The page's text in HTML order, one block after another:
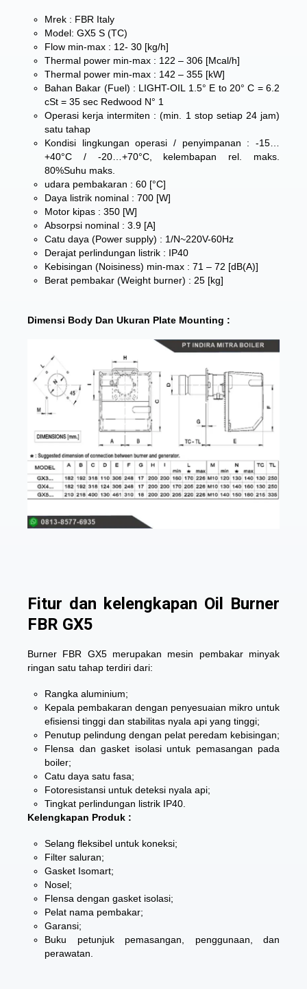
Mrek : FBR Italy
Model: GX5 S (TC)
Flow min-max : 12- 30 [kg/h]
Thermal power min-max : 122 – 306 [Mcal/h]
Thermal power min-max : 142 – 355 [kW]
Bahan Bakar (Fuel) : LIGHT-OIL 1.5° E to 20° C = 6.2
cSt = 35 sec Redwood N° 1
Operasi kerja intermiten : (min. 1 stop setiap 24 jam)
satu tahap
Kondisi lingkungan operasi / penyimpanan : -15…
+40°C / -20…+70°C, kelembapan rel. maks.
80%Suhu maks.
udara pembakaran : 60 [°C]
Daya listrik nominal : 700 [W]
Motor kipas : 350 [W]
Absorpsi nominal : 3.9 [A]
Catu daya (Power supply) : 1/N~220V-60Hz
Derajat perlindungan listrik : IP40
Kebisingan (Noisiness) min-max : 71 – 72 [dB(A)]
Berat pembakar (Weight burner) : 25 [kg]
Dimensi Body Dan Ukuran Plate Mounting :
Fitur dan kelengkapan Oil Burner
FBR GX5
Burner FBR GX5 merupakan mesin pembakar minyak
ringan satu tahap terdiri dari:
Rangka aluminium;
Kepala pembakaran dengan penyesuaian mikro untuk
efisiensi tinggi dan stabilitas nyala api yang tinggi;
Penutup pelindung dengan pelat peredam kebisingan;
Flensa dan gasket isolasi untuk pemasangan pada
boiler;
Catu daya satu fasa;
Fotoresistansi untuk deteksi nyala api;
Tingkat perlindungan listrik IP40.
Kelengkapan Produk :
Selang fleksibel untuk koneksi;
Filter saluran;
Gasket Isomart;
Nosel;
Flensa dengan gasket isolasi;
Pelat nama pembakar;
Garansi;
Buku petunjuk pemasangan, penggunaan, dan
perawatan.